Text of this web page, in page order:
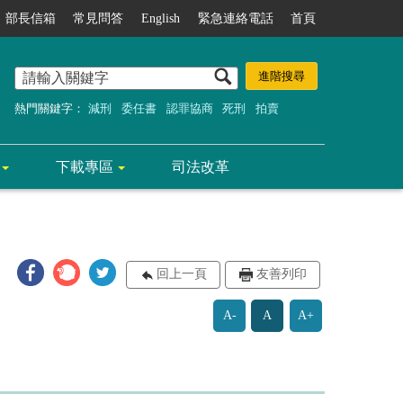
部長信箱 常見問答 English 緊急連絡電話 首頁
熱門關鍵字： 減刑 委任書 認罪協商 死刑 拍賣
下載專區 司法改革
回上一頁 友善列印
A- A A+